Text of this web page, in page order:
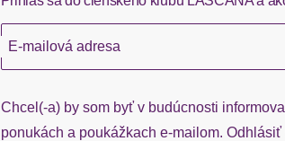
Ak chýba návratový štítok, môžete si
E-mailová adresa
Chcel(-a) by som byť v budúcnosti
ponukách a poukážkach e-mailom.